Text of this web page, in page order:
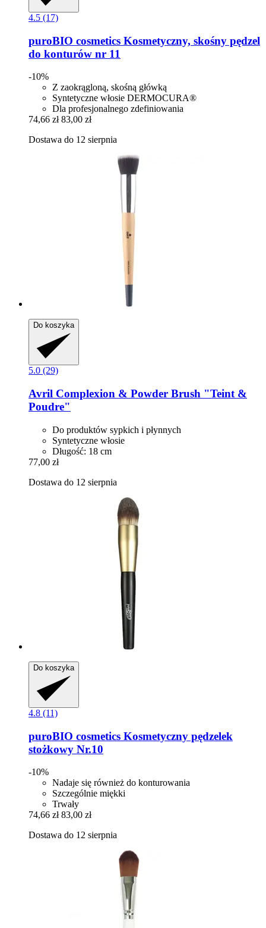
4.5 (17)
puroBIO cosmetics Kosmetyczny, skośny pędzel
do konturów nr 11
-10%
Z zaokrągloną, skośną główką
Syntetyczne włosie DERMOCURA®
Dla profesjonalnego zdefiniowania
74,66 zł 83,00 zł
Dostawa do 12 sierpnia
Do koszyka
5.0 (29)
Avril Complexion & Powder Brush "Teint &
Poudre"
Do produktów sypkich i płynnych
Syntetyczne włosie
Długość: 18 cm
77,00 zł
Dostawa do 12 sierpnia
Do koszyka
4.8 (11)
puroBIO cosmetics Kosmetyczny pędzelek
stożkowy Nr.10
-10%
Nadaje się również do konturowania
Szczególnie miękki
Trwały
74,66 zł 83,00 zł
Dostawa do 12 sierpnia